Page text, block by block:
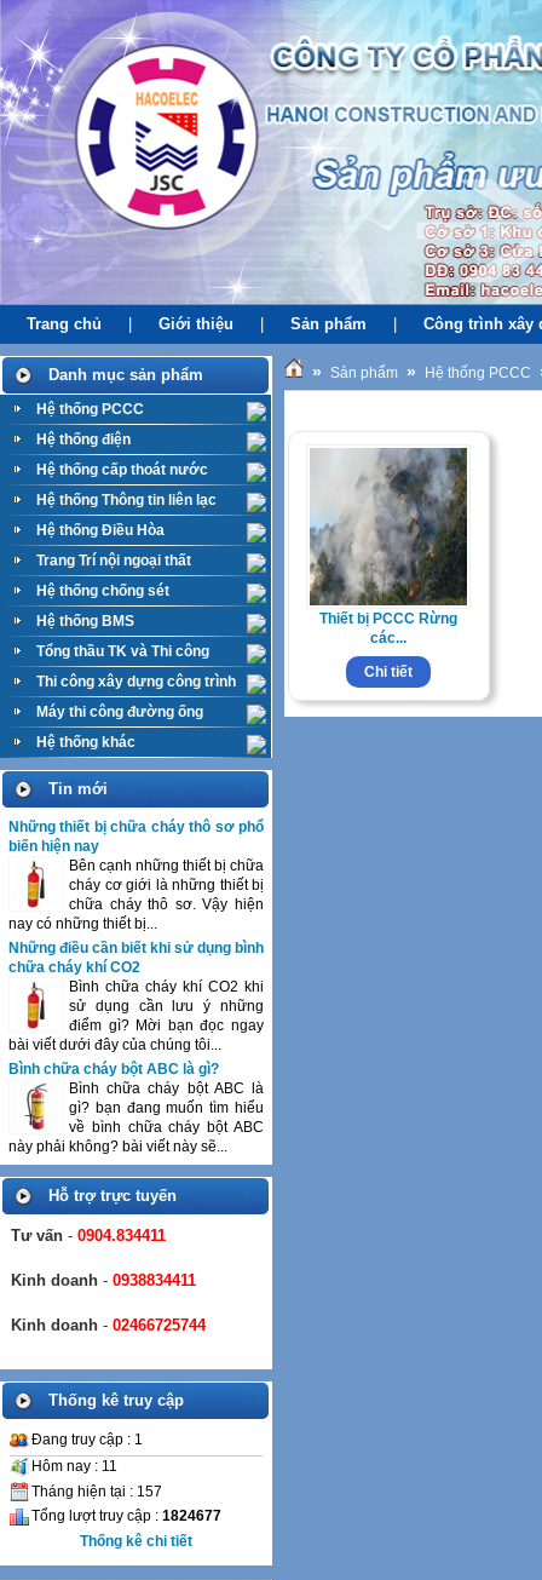
Trang chủ Giới thiệu Sản phẩm Công trình xây
Danh mục sản phẩm
Hệ thống PCCC
Hệ thống điện
Hệ thống cấp thoát nước
Hệ thống Thông tin liên lạc
Hệ thống Điều Hòa
Trang Trí nội ngoại thất
Hệ thống chống sét
Hệ thống BMS
Tổng thầu TK và Thi công
M&E
Thi công xây dựng công trình
Máy thi công đường ống
Hệ thống khác
Tin mới
Những thiết bị chữa cháy thô sơ phổ
biến hiện nay
Bên cạnh những thiết bị chữa
cháy cơ giới là những thiết bị
chữa cháy thô sơ. Vậy hiện
nay có những thiết bị...
Những điều cần biết khi sử dụng bình
chữa cháy khí CO2
Bình chữa cháy khí CO2 khi
sử dụng cần lưu ý những
điểm gì? Mời bạn đọc ngay
bài viết dưới đây của chúng tôi...
Bình chữa cháy bột ABC là gì?
Bình chữa cháy bột ABC là
gì? bạn đang muốn tìm hiểu
về bình chữa cháy bột ABC
này phải không? bài viết này sẽ...
Hỗ trợ trực tuyến
Tư vấn - 0904.834411
Kinh doanh - 0938834411
Kinh doanh - 02466725744
Thống kê truy cập
Đang truy cập : 1
Hôm nay : 11
Tháng hiện tại : 157
Tổng lượt truy cập : 1824677
Thống kê chi tiết
» Sản phẩm » Hệ thống PCCC
Thiết bị PCCC Rừng
các...
Chi tiết